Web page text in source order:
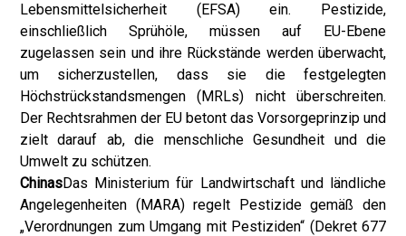
Lebensmittelsicherheit (EFSA) ein. Pestizide,
einschließlich Sprühöle, müssen auf EU-Ebene
zugelassen sein und ihre Rückstände werden überwacht,
um sicherzustellen, dass sie die festgelegten
Höchstrückstandsmengen (MRLs) nicht überschreiten.
Der Rechtsrahmen der EU betont das Vorsorgeprinzip und
zielt darauf ab, die menschliche Gesundheit und die
Umwelt zu schützen.
ChinasDas Ministerium für Landwirtschaft und ländliche
Angelegenheiten (MARA) regelt Pestizide gemäß den
„Verordnungen zum Umgang mit Pestiziden“ (Dekret 677